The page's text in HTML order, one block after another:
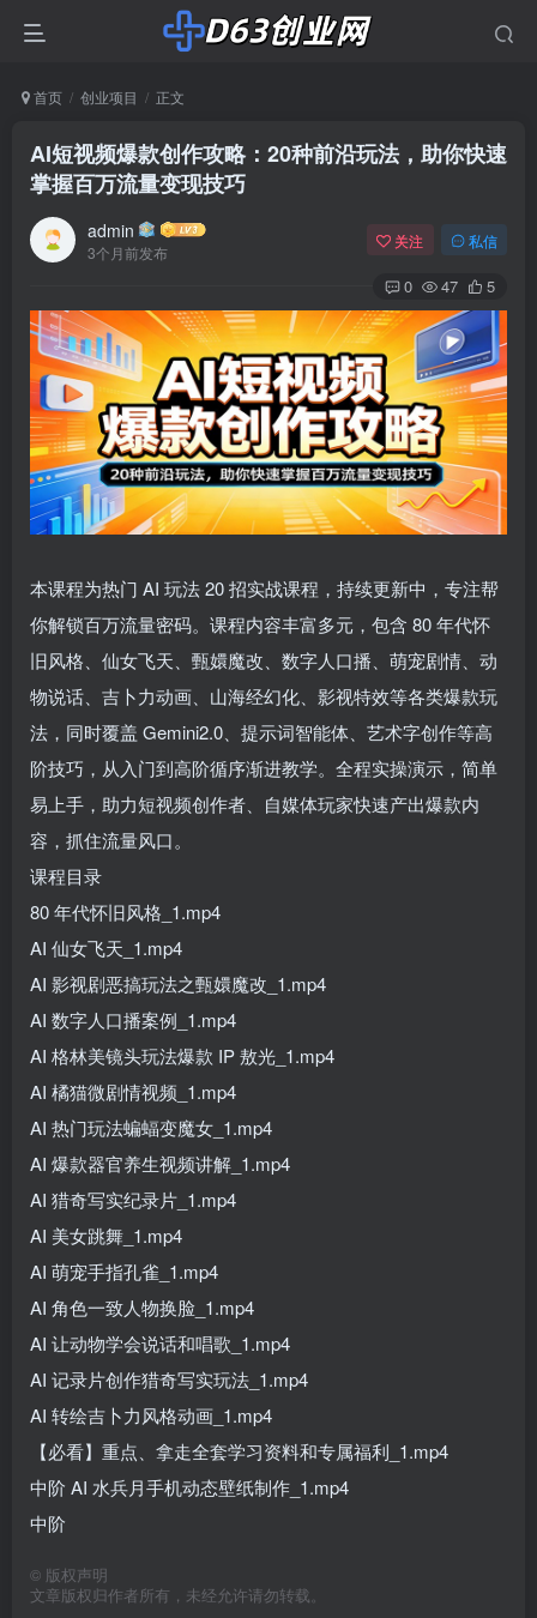
首页 创业项目 正文
AI短视频爆款创作攻略：20种前沿玩法，助你快速
掌握百万流量变现技巧
admin
3个月前发布
关注 私信
0 47 5
本课程为热门 AI 玩法 20 招实战课程，持续更新中，专注帮
你解锁百万流量密码。课程内容丰富多元，包含 80 年代怀
旧风格、仙女飞天、甄嬛魔改、数字人口播、萌宠剧情、动
物说话、吉卜力动画、山海经幻化、影视特效等各类爆款玩
法，同时覆盖 Gemini2.0、提示词智能体、艺术字创作等高
阶技巧，从入门到高阶循序渐进教学。全程实操演示，简单
易上手，助力短视频创作者、自媒体玩家快速产出爆款内
容，抓住流量风口。
课程目录
80 年代怀旧风格_1.mp4
AI 仙女飞天_1.mp4
AI 影视剧恶搞玩法之甄嬛魔改_1.mp4
AI 数字人口播案例_1.mp4
AI 格林美镜头玩法爆款 IP 敖光_1.mp4
AI 橘猫微剧情视频_1.mp4
AI 热门玩法蝙蝠变魔女_1.mp4
AI 爆款器官养生视频讲解_1.mp4
AI 猎奇写实纪录片_1.mp4
AI 美女跳舞_1.mp4
AI 萌宠手指孔雀_1.mp4
AI 角色一致人物换脸_1.mp4
AI 让动物学会说话和唱歌_1.mp4
AI 记录片创作猎奇写实玩法_1.mp4
AI 转绘吉卜力风格动画_1.mp4
【必看】重点、拿走全套学习资料和专属福利_1.mp4
中阶 AI 水兵月手机动态壁纸制作_1.mp4
中阶
© 版权声明
文章版权归作者所有，未经允许请勿转载。